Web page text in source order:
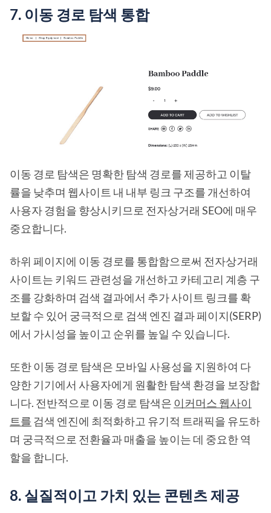
7. 이동 경로 탐색 통합
이동 경로 탐색은 명확한 탐색 경로를 제공하고 이탈
률을 낮추며 웹사이트 내 내부 링크 구조를 개선하여
사용자 경험을 향상시키므로 전자상거래 SEO에 매우
중요합니다.
하위 페이지에 이동 경로를 통합함으로써 전자상거래
사이트는 키워드 관련성을 개선하고 카테고리 계층 구
조를 강화하며 검색 결과에서 추가 사이트 링크를 확
보할 수 있어 궁극적으로 검색 엔진 결과 페이지(SERP)
에서 가시성을 높이고 순위를 높일 수 있습니다.
또한 이동 경로 탐색은 모바일 사용성을 지원하여 다
양한 기기에서 사용자에게 원활한 탐색 환경을 보장합
니다. 전반적으로 이동 경로 탐색은 이커머스 웹사이
트를 검색 엔진에 최적화하고 유기적 트래픽을 유도하
며 궁극적으로 전환율과 매출을 높이는 데 중요한 역
할을 합니다.
8. 실질적이고 가치 있는 콘텐츠 제공